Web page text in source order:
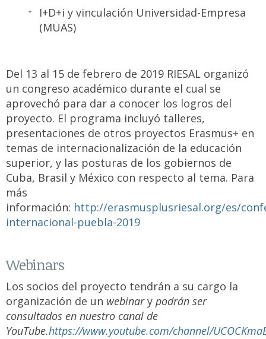
I+D+i y vinculación Universidad-Empresa
(MUAS)
Del 13 al 15 de febrero de 2019 RIESAL organizó
un congreso académico durante el cual se
aprovechó para dar a conocer los logros del
proyecto. El programa incluyó talleres,
presentaciones de otros proyectos Erasmus+ en
temas de internacionalización de la educación
superior, y las posturas de los gobiernos de
Cuba, Brasil y México con respecto al tema. Para
más
información: http://erasmusplusriesal.org/es/
internacional-puebla-2019
Webinars
Los socios del proyecto tendrán a su cargo la
organización de un webinary podrán ser
consultados en nuestro canal de
YouTube.https://www.youtube.com/channel/